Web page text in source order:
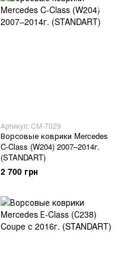
Артикул: CM-7029
Ворсовые коврики Mercedes
C-Class (W204) 2007–2014г.
(STANDART)
2 700 грн